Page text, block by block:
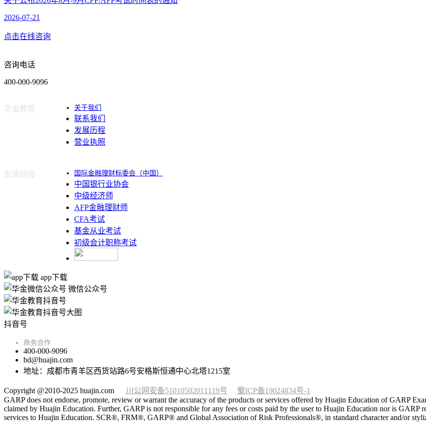
2026-07-21
点击在线咨询
咨询电话
400-000-9096
华金教育 关于我们
联系我们
发展历程
营业执照
友情链接 国际金融理财标委会（中国）
中国银行业协会
中级经济师
AFP金融理财师
CFA考试
基金从业考试
初级会计职称考试
app下载
微信公众号
抖音号
商务合作
400-000-9096
bd@huajin.com
地址：成都市青羊区西货站路6号安格斯恒通中心北塔1215室
Copyright @2010-2025 huajin.com 川公网安备51010502011119号
蜀ICP备19024834号-1
GARP does not endorse, promote, review or warrant the accuracy of the products or services offered by Huajin Education of GARP
claimed by Huajin Education. Further, GARP is not responsible for any fees or costs paid by the user to Huajin Education nor is GARP
services to Huajin Education. SCR®, FRM®, GARP® and Global Association of Risk Professionals®, in standard character and/or